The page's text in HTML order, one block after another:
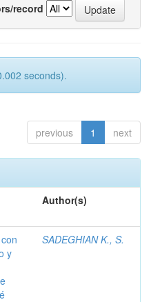
record
seconds).
previous 1 next
Author(s)
y
SADEGHIAN K., S.